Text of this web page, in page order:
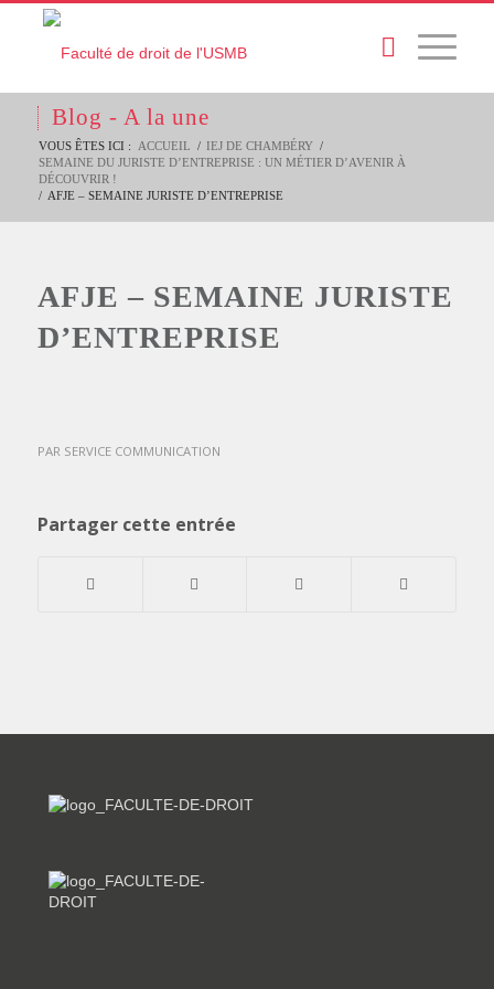
Blog - A la une
VOUS ÊTES ICI : ACCUEIL / IEJ DE CHAMBÉRY /
SEMAINE DU JURISTE D’ENTREPRISE : UN MÉTIER D’AVENIR À
DÉCOUVRIR !
/ AFJE – SEMAINE JURISTE D’ENTREPRISE
AFJE – SEMAINE JURISTE
D’ENTREPRISE
PAR SERVICE COMMUNICATION
Partager cette entrée